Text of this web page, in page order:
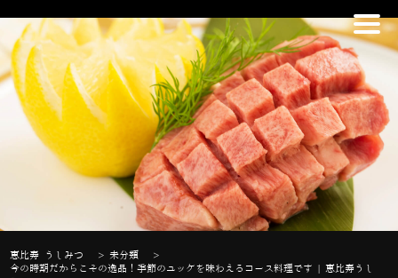
恵比寿 うしみつ >未分類
>
今の時期だからこその逸品！季節のユッケを味わえるコース料理です | 恵比寿うし